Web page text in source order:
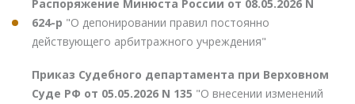
Распоряжение Минюста России от 08.05.2026 N
624-р "О депонировании правил постоянно
действующего арбитражного учреждения"
Приказ Судебного департамента при Верховном
Суде РФ от 05.05.2026 N 135 "О внесении изменений